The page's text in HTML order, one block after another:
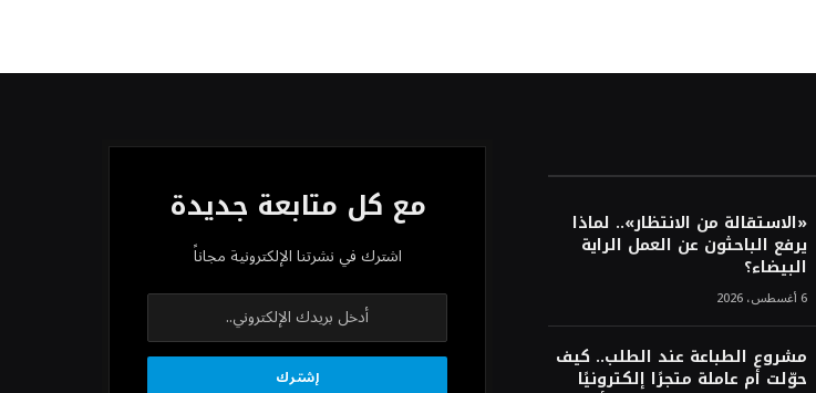
«الاستقالة من الانتظار».. لماذا
يرفع الباحثون عن العمل الراية
البيضاء؟
6 أغسطس، 2026
مشروع الطباعة عند الطلب.. كيف
حوّلت أم عاملة متجرًا إلكترونيًا
مع كل متابعة جديدة
اشترك في نشرتنا الإلكترونية مجاناً